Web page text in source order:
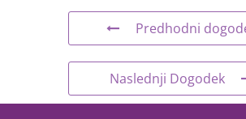
Predhodni
Naslednji Dogodek